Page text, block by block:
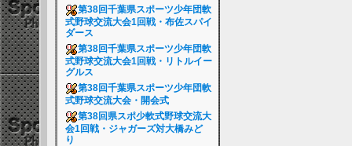
第38回千葉県スポーツ少年団軟
式野球交流大会1回戦・布佐スパイ
ダース
第38回千葉県スポーツ少年団軟
式野球交流大会1回戦・リトルイー
グルス
第38回千葉県スポーツ少年団軟
式野球交流大会・開会式
第38回県スポ少軟式野球交流大
会1回戦・ジャガーズ対大橋みど
り